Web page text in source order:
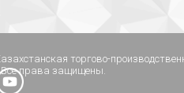
торгово-
права защищены.